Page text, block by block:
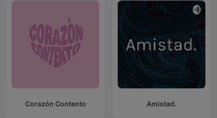
Corazón Contento Amistad.